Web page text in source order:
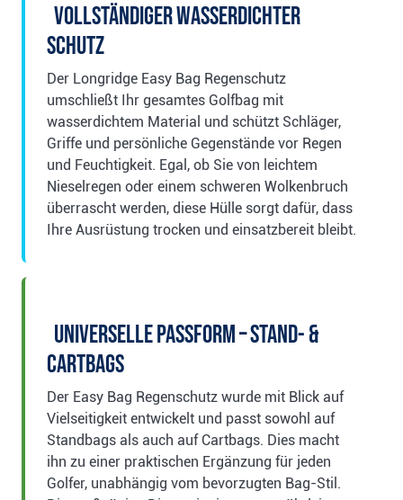
Vollständiger wasserdichter
Schutz
Der Longridge Easy Bag Regenschutz
umschließt Ihr gesamtes Golfbag mit
wasserdichtem Material und schützt Schläger,
Griffe und persönliche Gegenstände vor Regen
und Feuchtigkeit. Egal, ob Sie von leichtem
Nieselregen oder einem schweren Wolkenbruch
überrascht werden, diese Hülle sorgt dafür, dass
Ihre Ausrüstung trocken und einsatzbereit bleibt.
Universelle Passform – Stand- &
Cartbags
Der Easy Bag Regenschutz wurde mit Blick auf
Vielseitigkeit entwickelt und passt sowohl auf
Standbags als auch auf Cartbags. Dies macht
ihn zu einer praktischen Ergänzung für jeden
Golfer, unabhängig vom bevorzugten Bag-Stil.